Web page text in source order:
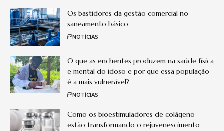
Os bastidores da gestão comercial no
saneamento básico
NOTÍCIAS
O que as enchentes produzem na saúde física
e mental do idoso e por que essa população
é a mais vulnerável?
NOTÍCIAS
Como os bioestimuladores de colágeno
estão transformando o rejuvenescimento